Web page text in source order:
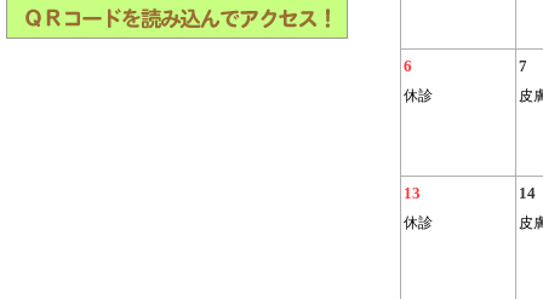
6
休診
7
皮
13
休診
14
皮